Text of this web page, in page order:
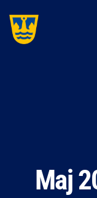
Przejdź
do
treści
Maj